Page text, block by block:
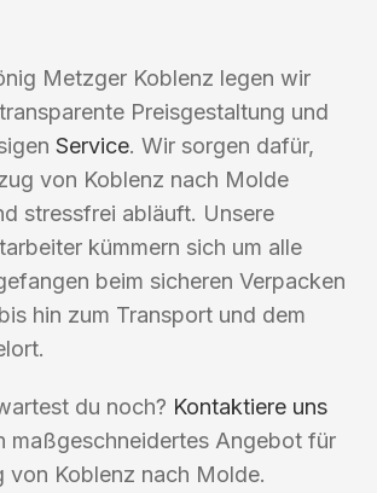
Metzger Koblenz legen wir
Preisgestaltung und
Service. Wir sorgen dafür,
von Koblenz nach Molde
stressfrei abläuft. Unsere
kümmern sich um alle
beim sicheren Verpacken
bis hin zum Transport und dem
du noch? Kontaktiere uns
maßgeschneidertes Angebot für
von Koblenz nach Molde.